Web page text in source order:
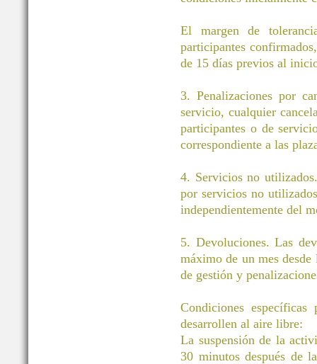
El margen de
participantes
de 15 días previos al
3. Penalizaciones por
servicio, cualquier
participantes o de
correspondiente a las
4. Servicios no
por servicios no
independientemente del
5. Devoluciones. Las
máximo de un mes
de gestión y
Condiciones
desarrollen al aire libre:
La suspensión de la
30 minutos después de